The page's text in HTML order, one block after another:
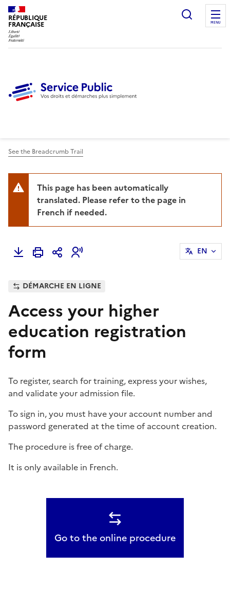
RÉPUBLIQUE
FRANÇAISE
Ouvrir
MENU
See the Breadcrumb Trail
This page has been automatically
translated. Please refer to the page in
French if needed.
EN
DÉMARCHE EN LIGNE
Access your higher
education registration
form
To register, search for training, express your wishes,
and validate your admission file.
To sign in, you must have your account number and
password generated at the time of account creation.
The procedure is free of charge.
It is only available in French.
Go to the online procedure